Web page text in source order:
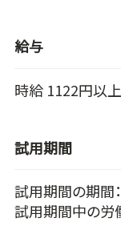
給与
時給 1122円以上
試用期間
試用期間の期間
試用期間中の労